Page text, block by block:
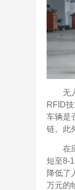
无
RFID
车辆是
链。此
在
短至8-
降低了
万元的